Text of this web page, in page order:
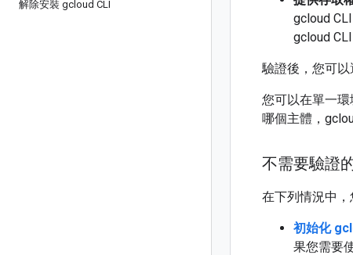
解除安裝 gcloud CLI
gcloud
gcloud
驗證後，您可
您可以在單一
哪個主體，
不需要驗證
在下列情況中，
初始化
果您需要